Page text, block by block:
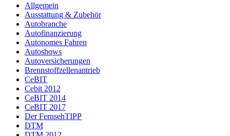
Allgemein
Ausstattung & Zubehör
Autobranche
Autofinanzierung
Autonomes Fahren
Autoshows
Autoversicherungen
Brennstoffzellenantrieb
CeBIT
Cebit 2012
CeBIT 2014
CeBIT 2017
Der FernsehTIPP
DTM